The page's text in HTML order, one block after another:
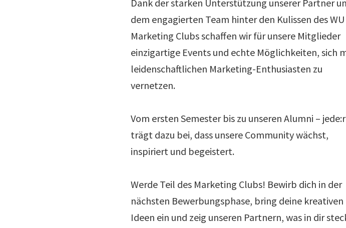
Dank der starken Unterstützung unserer Partner
dem engagierten Team hinter den Kulissen des WU
Marketing Clubs schaffen wir für unsere Mitglieder
einzigartige Events und echte Möglichkeiten, sich
leidenschaftlichen Marketing-Enthusiasten zu
vernetzen.
Vom ersten Semester bis zu unseren Alumni – jede:r
trägt dazu bei, dass unsere Community wächst,
inspiriert und begeistert.
Werde Teil des Marketing Clubs! Bewirb dich in der
nächsten Bewerbungsphase, bring deine kreativen
Ideen ein und zeig unseren Partnern, was in dir